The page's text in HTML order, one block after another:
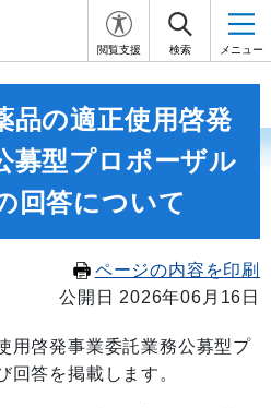
閲覧支援 検索 メニュー
品の適正使用啓発
募型プロポーザル
回答について
ページの内容を印刷
公開日 2026年06月16日
用啓発事業委託業務公募型プ
回答を掲載します。